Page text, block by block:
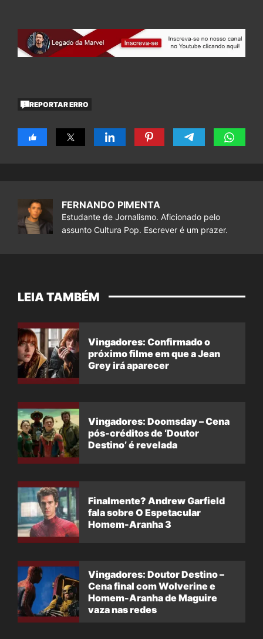
REPORTAR ERRO
FERNANDO PIMENTA
Estudante de Jornalismo. Aficionado pelo
assunto Cultura Pop. Escrever é um prazer.
LEIA TAMBÉM
Vingadores: Confirmado o
próximo filme em que a Jean
Grey irá aparecer
Vingadores: Doomsday – Cena
pós-créditos de ‘Doutor
Destino’ é revelada
Finalmente? Andrew Garfield
fala sobre O Espetacular
Homem-Aranha 3
Vingadores: Doutor Destino –
Cena final com Wolverine e
Homem-Aranha de Maguire
vaza nas redes